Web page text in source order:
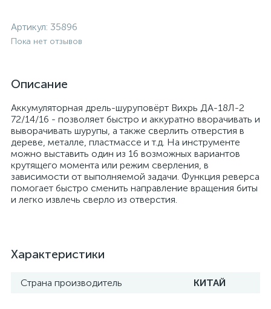
Артикул: 35896
Пока нет отзывов
Описание
Аккумуляторная дрель-шуруповёрт Вихрь ДА-18Л-2
72/14/16 - позволяет быстро и аккуратно вворачивать и
выворачивать шурупы, а также сверлить отверстия в
дереве, металле, пластмассе и т.д. На инструменте
можно выставить один из 16 возможных вариантов
крутящего момента или режим сверления, в
зависимости от выполняемой задачи. Функция реверса
помогает быстро сменить направление вращения биты
и легко извлечь сверло из отверстия.
Характеристики
Страна производитель КИТАЙ